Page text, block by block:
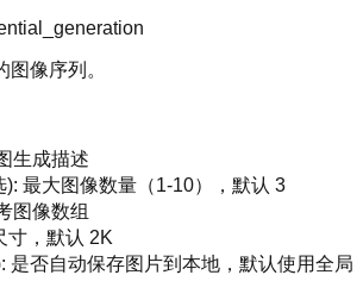
像序列。
生成描述
): 最大图像数量（1-10），默认 3
图像数组
寸，默认 2K
是否自动保存图片到本地，默认使用全局